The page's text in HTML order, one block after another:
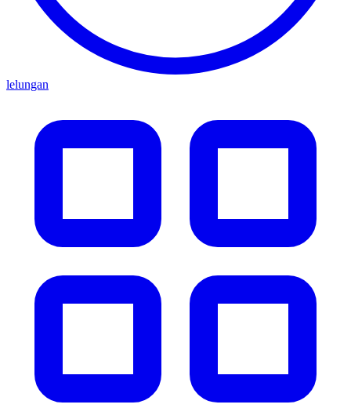
lelungan